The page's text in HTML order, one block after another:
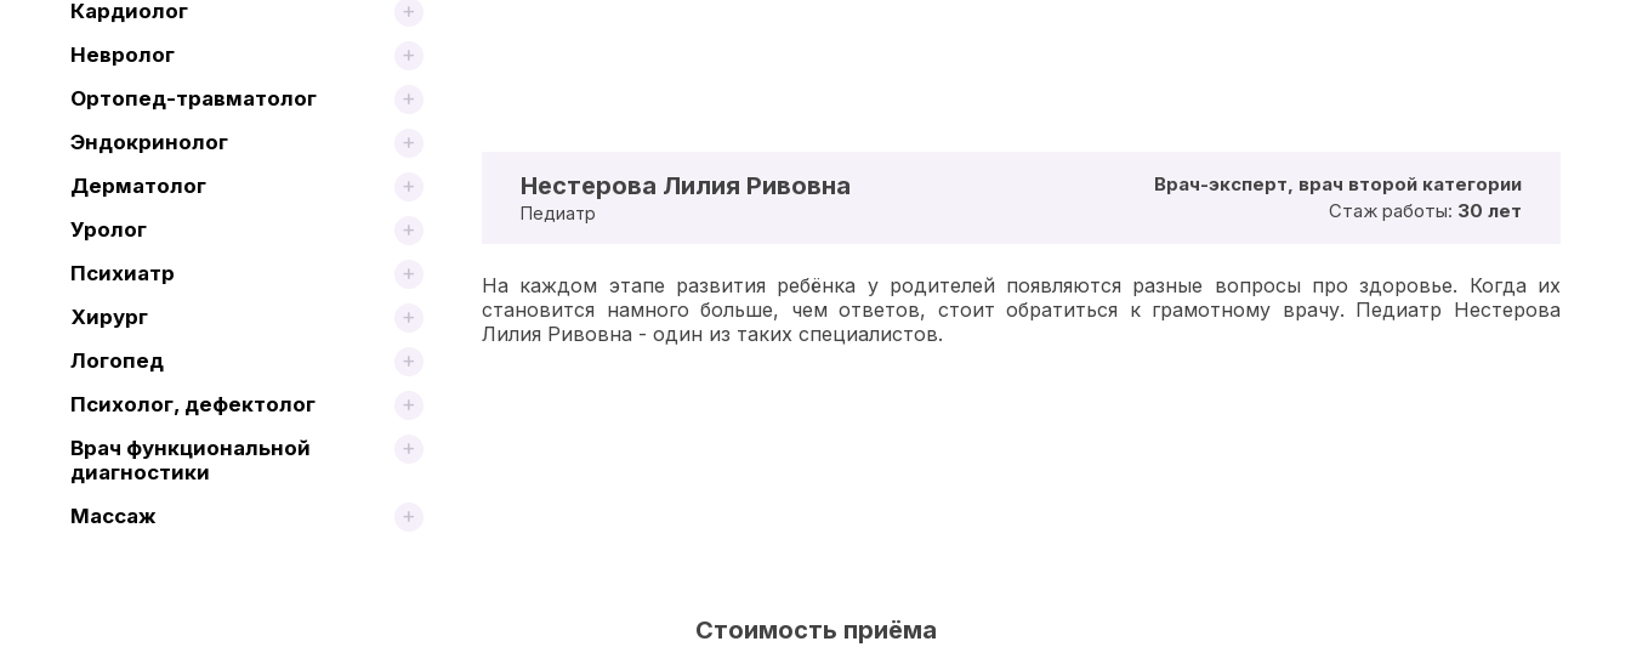
Кардиолог
Невролог
Ортопед-травматолог
Эндокринолог
Дерматолог
Уролог
Психиатр
Хирург
Логопед
Психолог, дефектолог
Врач функциональной
диагностики
Массаж
Нестерова Лилия Ривовна
Педиатр
Врач-эксперт, врач второй категории
Стаж работы: 30 лет
На каждом этапе развития ребёнка у родителей появляются разные вопросы про здоровье. Когда их
становится намного больше, чем ответов, стоит обратиться к грамотному врачу. Педиатр Нестерова
Лилия Ривовна - один из таких специалистов.
Стоимость приёма